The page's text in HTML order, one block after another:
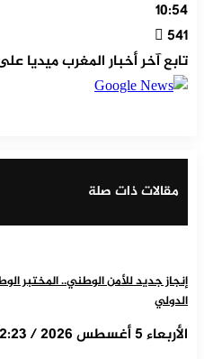
10:54
541
تابع آخر أخبار المغرب ميديا
مقالات ذات صلة
الدولي
الأربعاء 5 أغسطس 2026 / 22:23